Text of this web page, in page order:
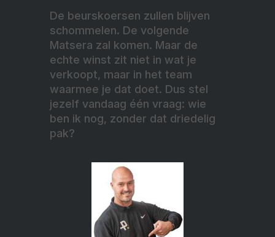
De beurskoersen zullen blijven
schommelen. De volgende
Matsera zal komen. Maar de
echte winst zit niet in wat je
verkoopt, maar in het team
waarmee je dat doet. Dus stel
jezelf vandaag één vraag: wie
ben ik nog, zonder dat driedelig
pak?